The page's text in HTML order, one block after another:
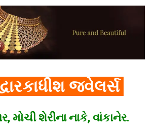
જ્વેલર્સ
મોચી શેરીના નાકે, વાંકાનેર.